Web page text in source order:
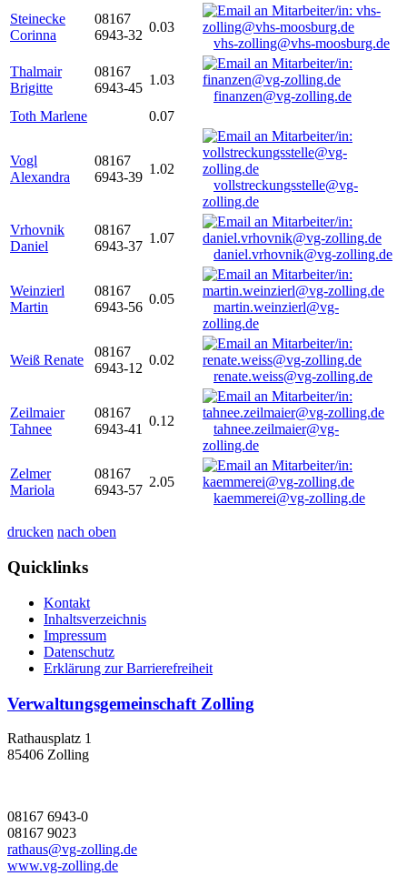
Steinecke
Corinna
08167
6943-32
0.03
vhs-zolling@vhs-moosburg.de
Thalmair
Brigitte
08167
6943-45
1.03
finanzen@vg-zolling.de
Toth Marlene
0.07
Vogl
Alexandra
08167
6943-39
1.02
vollstreckungsstelle@vg-
zolling.de
Vrhovnik
Daniel
08167
6943-37
1.07
daniel.vrhovnik@vg-zolling.de
Weinzierl
Martin
08167
6943-56
0.05
martin.weinzierl@vg-
zolling.de
Weiß Renate
08167
6943-12
0.02
renate.weiss@vg-zolling.de
Zeilmaier
Tahnee
08167
6943-41
0.12
tahnee.zeilmaier@vg-
zolling.de
Zelmer
Mariola
08167
6943-57
2.05
kaemmerei@vg-zolling.de
drucken nach oben
Quicklinks
Kontakt
Inhaltsverzeichnis
Impressum
Datenschutz
Erklärung zur Barrierefreiheit
Verwaltungsgemeinschaft Zolling
Rathausplatz 1
85406 Zolling
08167 6943-0
08167 9023
rathaus@vg-zolling.de
www.vg-zolling.de